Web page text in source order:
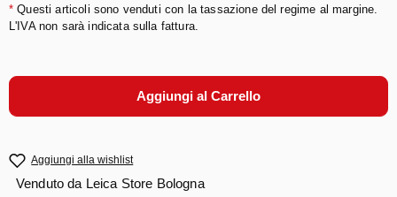
* Questi articoli sono venduti con la tassazione del regime al margine.
L'IVA non sarà indicata sulla fattura.
Aggiungi al Carrello
Aggiungi alla wishlist
Venduto da Leica Store Bologna